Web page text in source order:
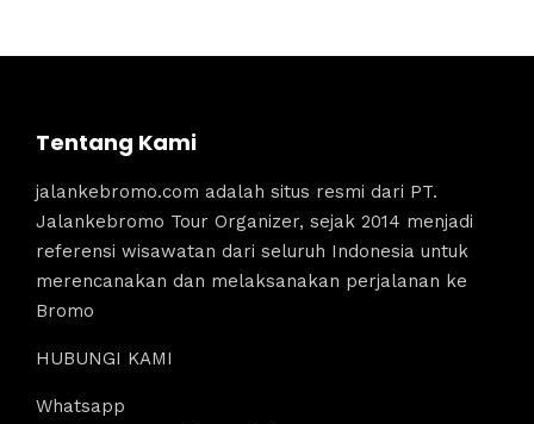
Tentang Kami
jalankebromo.com adalah situs resmi dari PT.
Jalankebromo Tour Organizer, sejak 2014 menjadi
referensi wisawatan dari seluruh Indonesia untuk
merencanakan dan melaksanakan perjalanan ke
Bromo
HUBUNGI KAMI
Whatsapp